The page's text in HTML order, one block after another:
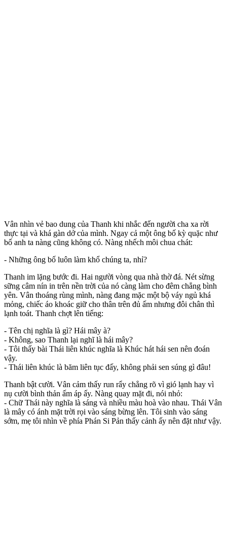
Vân nhìn vẻ bao dung của Thanh khi nhắc đến người cha xa rời
thực tại và khá gàn dở của mình. Ngay cả một ông bố kỳ quặc như
bố anh ta nàng cũng không có. Nàng nhếch môi chua chát:
- Những ông bố luôn làm khổ chúng ta, nhỉ?
Thanh im lặng bước đi. Hai người vòng qua nhà thờ đá. Nét sừng
sững câm nín in trên nền trời của nó càng làm cho đêm chẳng bình
yên. Vân thoáng rùng mình, nàng đang mặc một bộ váy ngủ khá
mỏng, chiếc áo khoác giữ cho thân trên đủ ấm nhưng đôi chân thì
lạnh toát. Thanh chợt lên tiếng:
- Tên chị nghĩa là gì? Hái mây à?
- Không, sao Thanh lại nghĩ là hái mây?
- Tôi thấy bài Thái liên khúc nghĩa là Khúc hát hái sen nên đoán
vậy.
- Thái liên khúc là băm liên tục đấy, không phải sen súng gì đâu!
Thanh bật cười. Vân cảm thấy run rẩy chẳng rõ vì gió lạnh hay vì
nụ cười bình thản ấm áp ấy. Nàng quay mặt đi, nói nhỏ:
- Chữ Thái này nghĩa là sáng và nhiều màu hoà vào nhau. Thái Vân
là mây có ánh mặt trời rọi vào sáng bừng lên. Tôi sinh vào sáng
sớm, mẹ tôi nhìn về phía Phán Si Pản thấy cảnh ấy nên đặt như vậy.